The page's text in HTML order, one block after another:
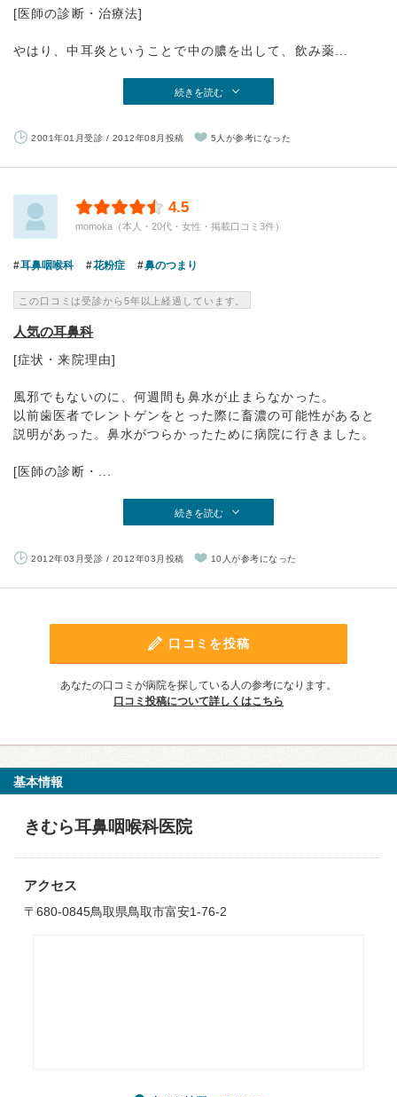
[医師の診断・治療法]
やはり、中耳炎ということで中の膿を出して、飲み薬...
続きを読む
2001年01月受診 / 2012年08月投稿 5人が参考になった
4.5
momoka（本人・20代・女性・掲載口コミ3件）
耳鼻咽喉科 花粉症 鼻のつまり
この口コミは受診から5年以上経過しています。
人気の耳鼻科
[症状・来院理由]
風邪でもないのに、何週間も鼻水が止まらなかった。
以前歯医者でレントゲンをとった際に畜濃の可能性があると
説明があった。鼻水がつらかったために病院に行きました。
[医師の診断・...
続きを読む
2012年03月受診 / 2012年03月投稿 10人が参考になった
口コミを投稿
あなたの口コミが病院を探している人の参考になります。
口コミ投稿について詳しくはこちら
基本情報
きむら耳鼻咽喉科医院
アクセス
〒680-0845鳥取県鳥取市富安1-76-2